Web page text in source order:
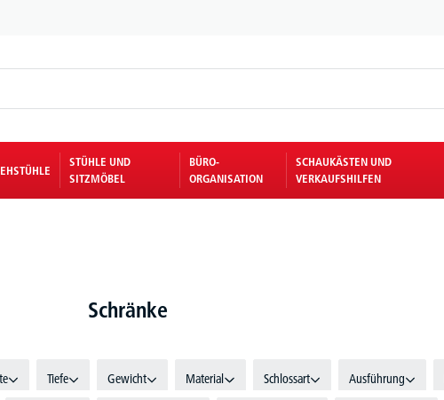
STÜHLE UND
SITZMÖBEL
BÜRO-
ORGANISATION
SCHAUKÄSTEN UND
VERKAUFSHILFEN
Schränke
Tiefe Gewicht Material Schlossart Ausführung